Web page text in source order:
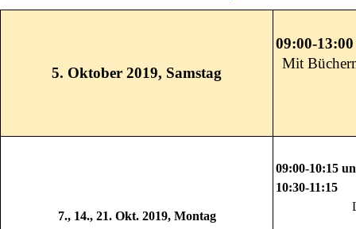
5. Oktober 2019, Samstag
Mit
7., 14., 21. Okt. 2019, Montag
09:00-10:15
10:30-11:15